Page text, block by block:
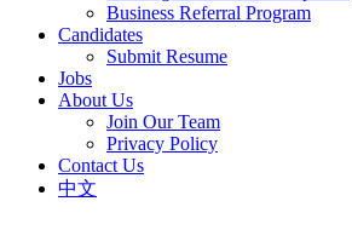
Business Referral Program
Candidates
Submit Resume
Jobs
About Us
Join Our Team
Privacy Policy
Contact Us
中文